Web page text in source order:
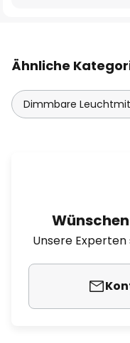
Ähnliche
Dimmbare
Unsere